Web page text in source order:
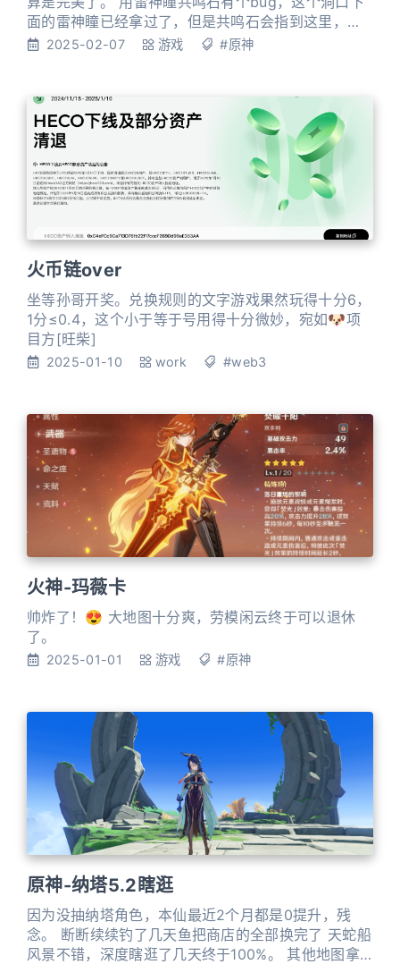
面的雷神瞳已经拿过了，但是共鸣石会指到这里，后
来搜了一下才发现bug了，其实是附近的另外一个位
找其他的位置就好了。orz
2025-02-07 游戏 #原神
火币链over
坐等孙哥开奖。兑换规则的文字游戏果然玩得十分6，
1分≤0.4，这个小于等于号用得十分微妙，宛如🐶项
目方[旺柴]
2025-01-10 work #web3
火神-玛薇卡
帅炸了！😍 大地图十分爽，劳模闲云终于可以退休
了。
2025-01-01 游戏 #原神
原神-纳塔5.2瞎逛
因为没抽纳塔角色，本仙最近2个月都是0提升，残
念。 断断续续钓了几天鱼把商店的全部换完了 天蛇船
风景不错，深度瞎逛了几天终于100%。 其他地图拿